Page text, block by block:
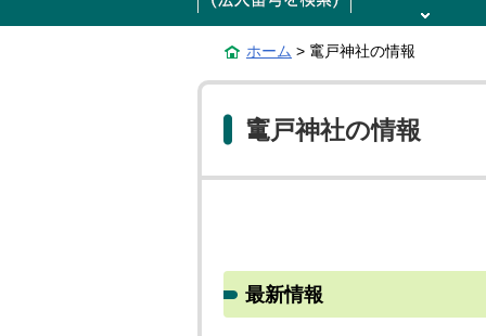
ホーム > 竃戸神社の情報
竃戸神社の情報
最新情報